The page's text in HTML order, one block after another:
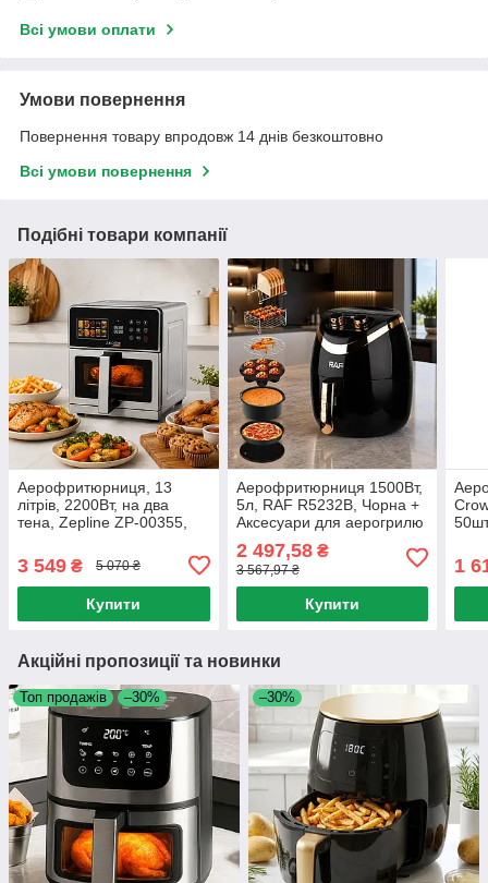
Всі умови оплати
Умови повернення
Повернення товару впродовж 14 днів безкоштовно
Всі умови повернення
Подібні товари компанії
Аерофритюрниця, 13
літрів, 2200Вт, на два
тена, Zepline ZP-00355,
віконцем / Аерогриль
3 549 ₴ 5 070 ₴
Купити
Аерофритюрниця 1500Вт,
5л, RAF R5232B, Чорна +
Аксесуари для аерогрилю
масла / Аерогриль /
Мультипіч
2 497,58₴
3 567,97 ₴
Купити
1
Акційні пропозиції та новинки
Топ продажів –30% –30%